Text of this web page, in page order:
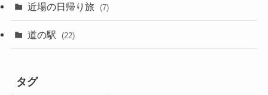
近場の日帰り旅 (7)
道の駅 (22)
タグ